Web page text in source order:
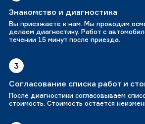
Знакомство и диагностика
Вы приезжаете к нам. Мы проводим
делаем диагностику. Работ с
течении 15 минут после приезда.
3
Согласование списка работ и
После диагностики согласовываем
стоимость. Стоимость остается